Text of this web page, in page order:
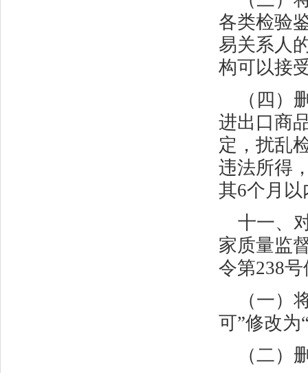
各类检验
易关系人
构可以接
（四）
进出口商
定，扰乱
违法所得
其6个月以
十一、
家质量监
令第238号
（一）
可”修改为
（二）